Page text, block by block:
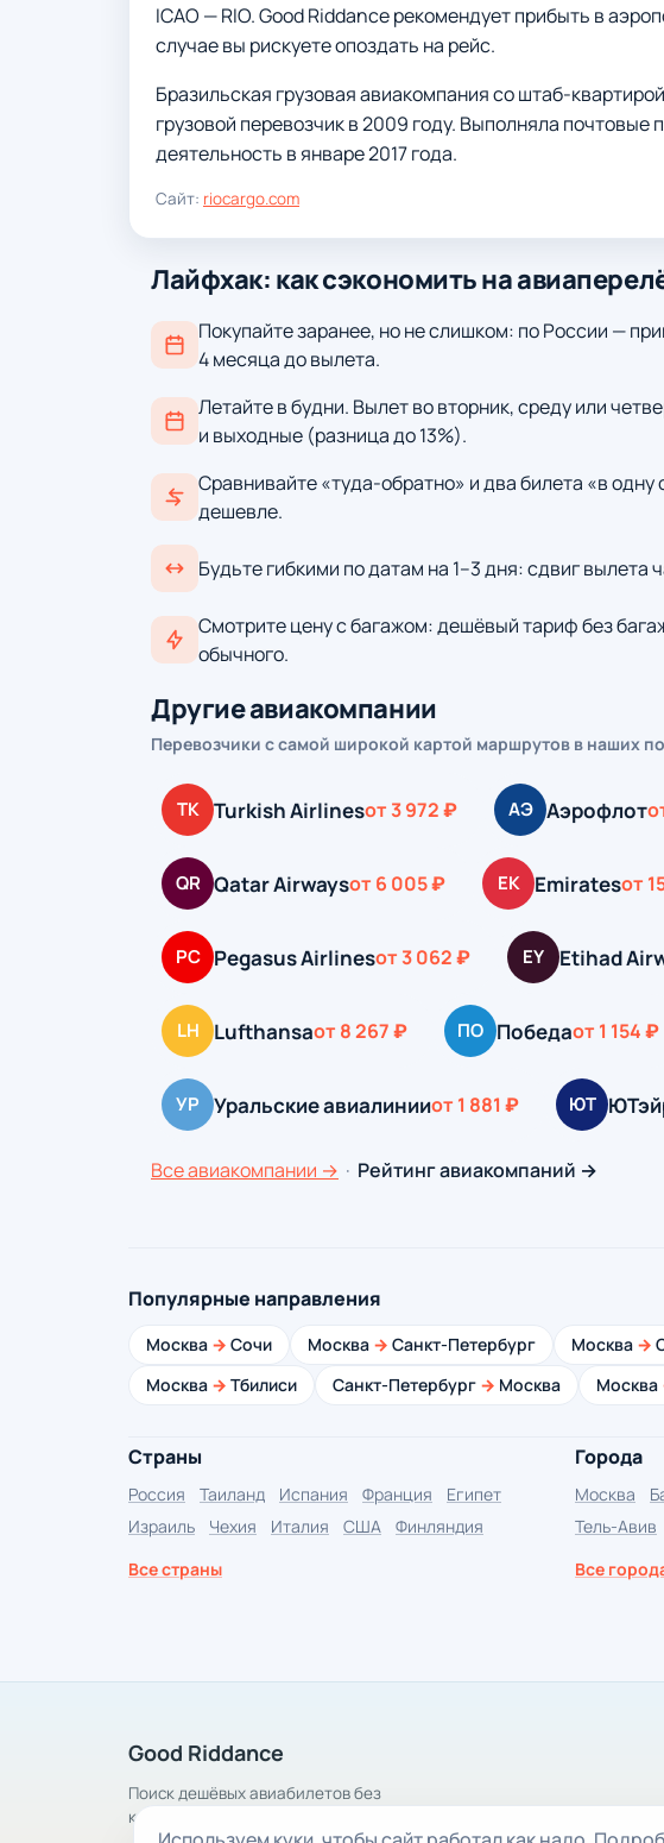
ICAO — RIO. Good Riddance рекомендует прибыть в
случае вы рискуете опоздать на рейс.
Бразильская грузовая авиакомпания со штаб-
грузовой перевозчик в 2009 году. Выполняла почтовые
деятельность в январе 2017 года.
Сайт: riocargo.com
Лайфхак: как сэкономить на
Покупайте заранее, но не слишком: по России —
4 месяца до вылета.
Летайте в будни. Вылет во вторник, среду или
и выходные (разница до 13%).
Сравнивайте «туда-обратно» и два билета «в
дешевле.
Будьте гибкими по датам на 1–3 дня: сдвиг вылета
Смотрите цену с багажом: дешёвый тариф без
обычного.
Другие авиакомпании
Перевозчики с самой широкой картой маршрутов в наших
TK Turkish Airlinesот 3 972 ₽ АЭ Аэрофлот
QR Qatar Airwaysот 6 005 ₽ EK Emiratesот
PC Pegasus Airlinesот 3 062 ₽ EY Etihad
LH Lufthansaот 8 267 ₽ ПО Победаот 1 154 ₽
УР Уральские авиалинииот 1 881 ₽ ЮТ
Все авиакомпании → · Рейтинг авиакомпаний →
Популярные направления
Москва → Сочи Москва → Санкт-Петербург Москва →
Москва → Тбилиси Санкт-Петербург → Москва Москва
Страны
Россия Таиланд Испания Франция
Египет
Израиль
Чехия Италия США
Финляндия
Все страны
Города
Москва
Тель-Авив
Все
Good Riddance
Поиск дешёвых авиабилетов без
комиссии